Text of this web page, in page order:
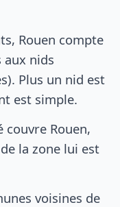
Rouen compte
aux nids
Plus un nid est
est simple.
couvre Rouen,
la zone lui est
voisines de